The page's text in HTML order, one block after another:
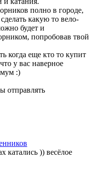
полно в городе,
какую то вело-
будет и
попробовав твой
когда еще кто то купит
у вас наверное
:)
отправлять
катались )) весёлое